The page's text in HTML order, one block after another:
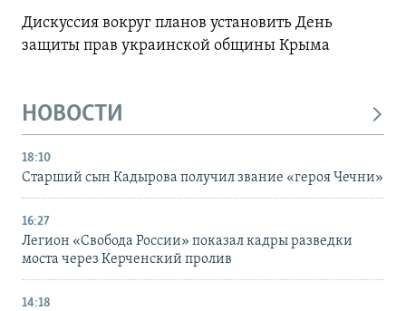
Дискуссия вокруг планов установить День
защиты прав украинской общины Крыма
НОВОСТИ
18:10
Старший сын Кадырова получил звание «героя Чечни»
16:27
Легион «Свобода России» показал кадры разведки
моста через Керченский пролив
14:18